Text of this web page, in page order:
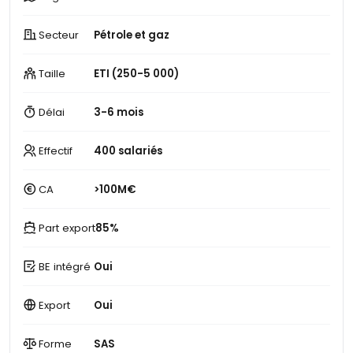
Secteur Pétrole et gaz
Taille ETI (250-5 000)
Délai 3-6 mois
Effectif 400 salariés
CA >100M€
Part export85%
BE intégré Oui
Export Oui
Forme SAS